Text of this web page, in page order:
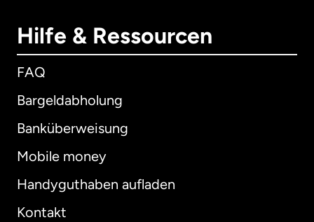
Hilfe & Ressourcen
FAQ
Bargeldabholung
Banküberweisung
Mobile money
Handyguthaben aufladen
Kontakt